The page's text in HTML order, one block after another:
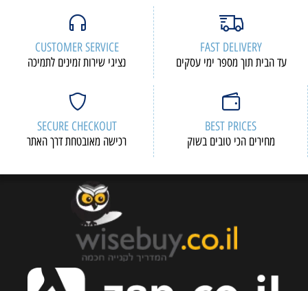
FAST DELIVERY
עד הבית תוך מספר ימי עסקים
CUSTOMER SERVICE
נציגי שירות זמינים לתמיכה
BEST PRICES
מחירים הכי טובים בשוק
SECURE CHECKOUT
רכישה מאובטחת דרך האתר